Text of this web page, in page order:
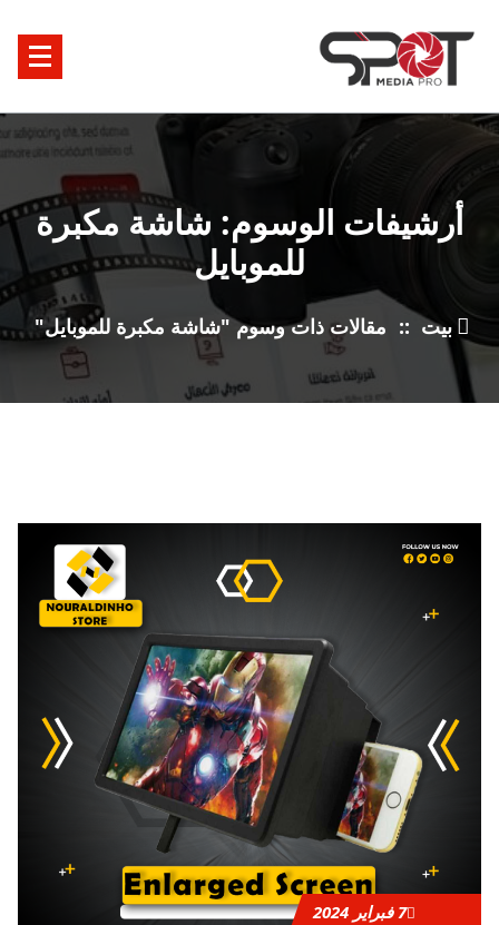
أرشيفات الوسوم: شاشة مكبرة
للموبايل
بيت :: مقالات ذات وسوم "شاشة مكبرة للموبايل"
7فبراير 2024